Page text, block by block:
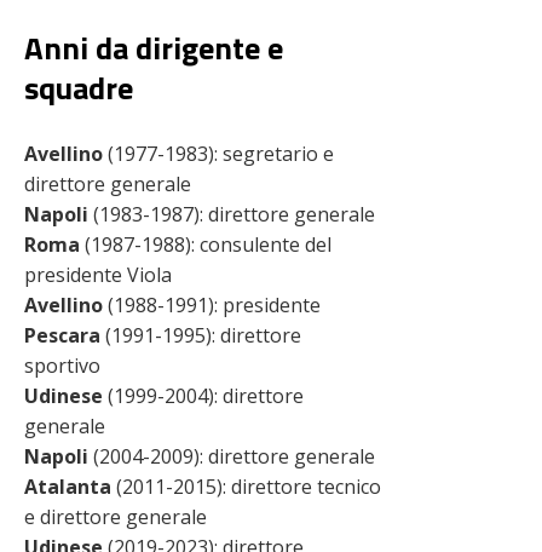
Anni da dirigente e
squadre
Avellino(1977-1983): segretario e
direttore generale
Napoli (1983-1987): direttore generale
Roma (1987-1988): consulente del
presidente Viola
Avellino(1988-1991): presidente
Pescara (1991-1995): direttore
sportivo
Udinese (1999-2004): direttore
generale
Napoli (2004-2009): direttore generale
Atalanta (2011-2015): direttore tecnico
e direttore generale
Udinese (2019-2023): direttore